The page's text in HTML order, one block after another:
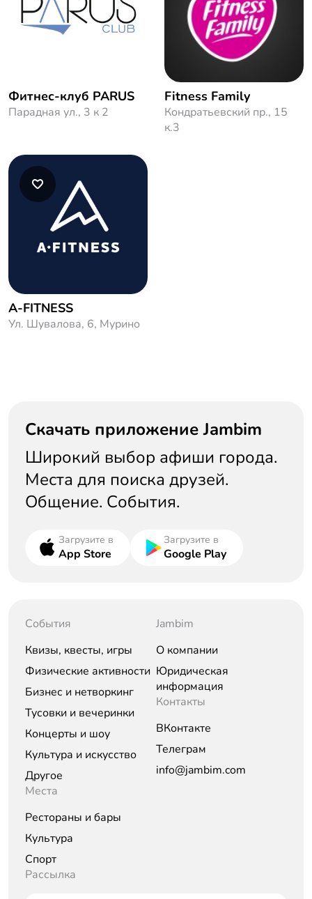
Фитнес-клуб PARUS
Парадная ул., 3 к 2
Fitness Family
Кондратьевский пр., 15
к.3
A-FITNESS
Ул. Шувалова, 6, Мурино
Скачать приложение Jambim
Широкий выбор афиши города.
Места для поиска друзей.
Общение. События.
Загрузите в
App Store
Загрузите в
Google Play
События
Квизы, квесты, игры
Физические активности
Бизнес и нетворкинг
Тусовки и вечеринки
Концерты и шоу
Культура и искусство
Другое
Места
Рестораны и бары
Культура
Спорт
Jambim
О компании
Юридическая
информация
Контакты
ВКонтакте
Телеграм
info@jambim.com
Рассылка